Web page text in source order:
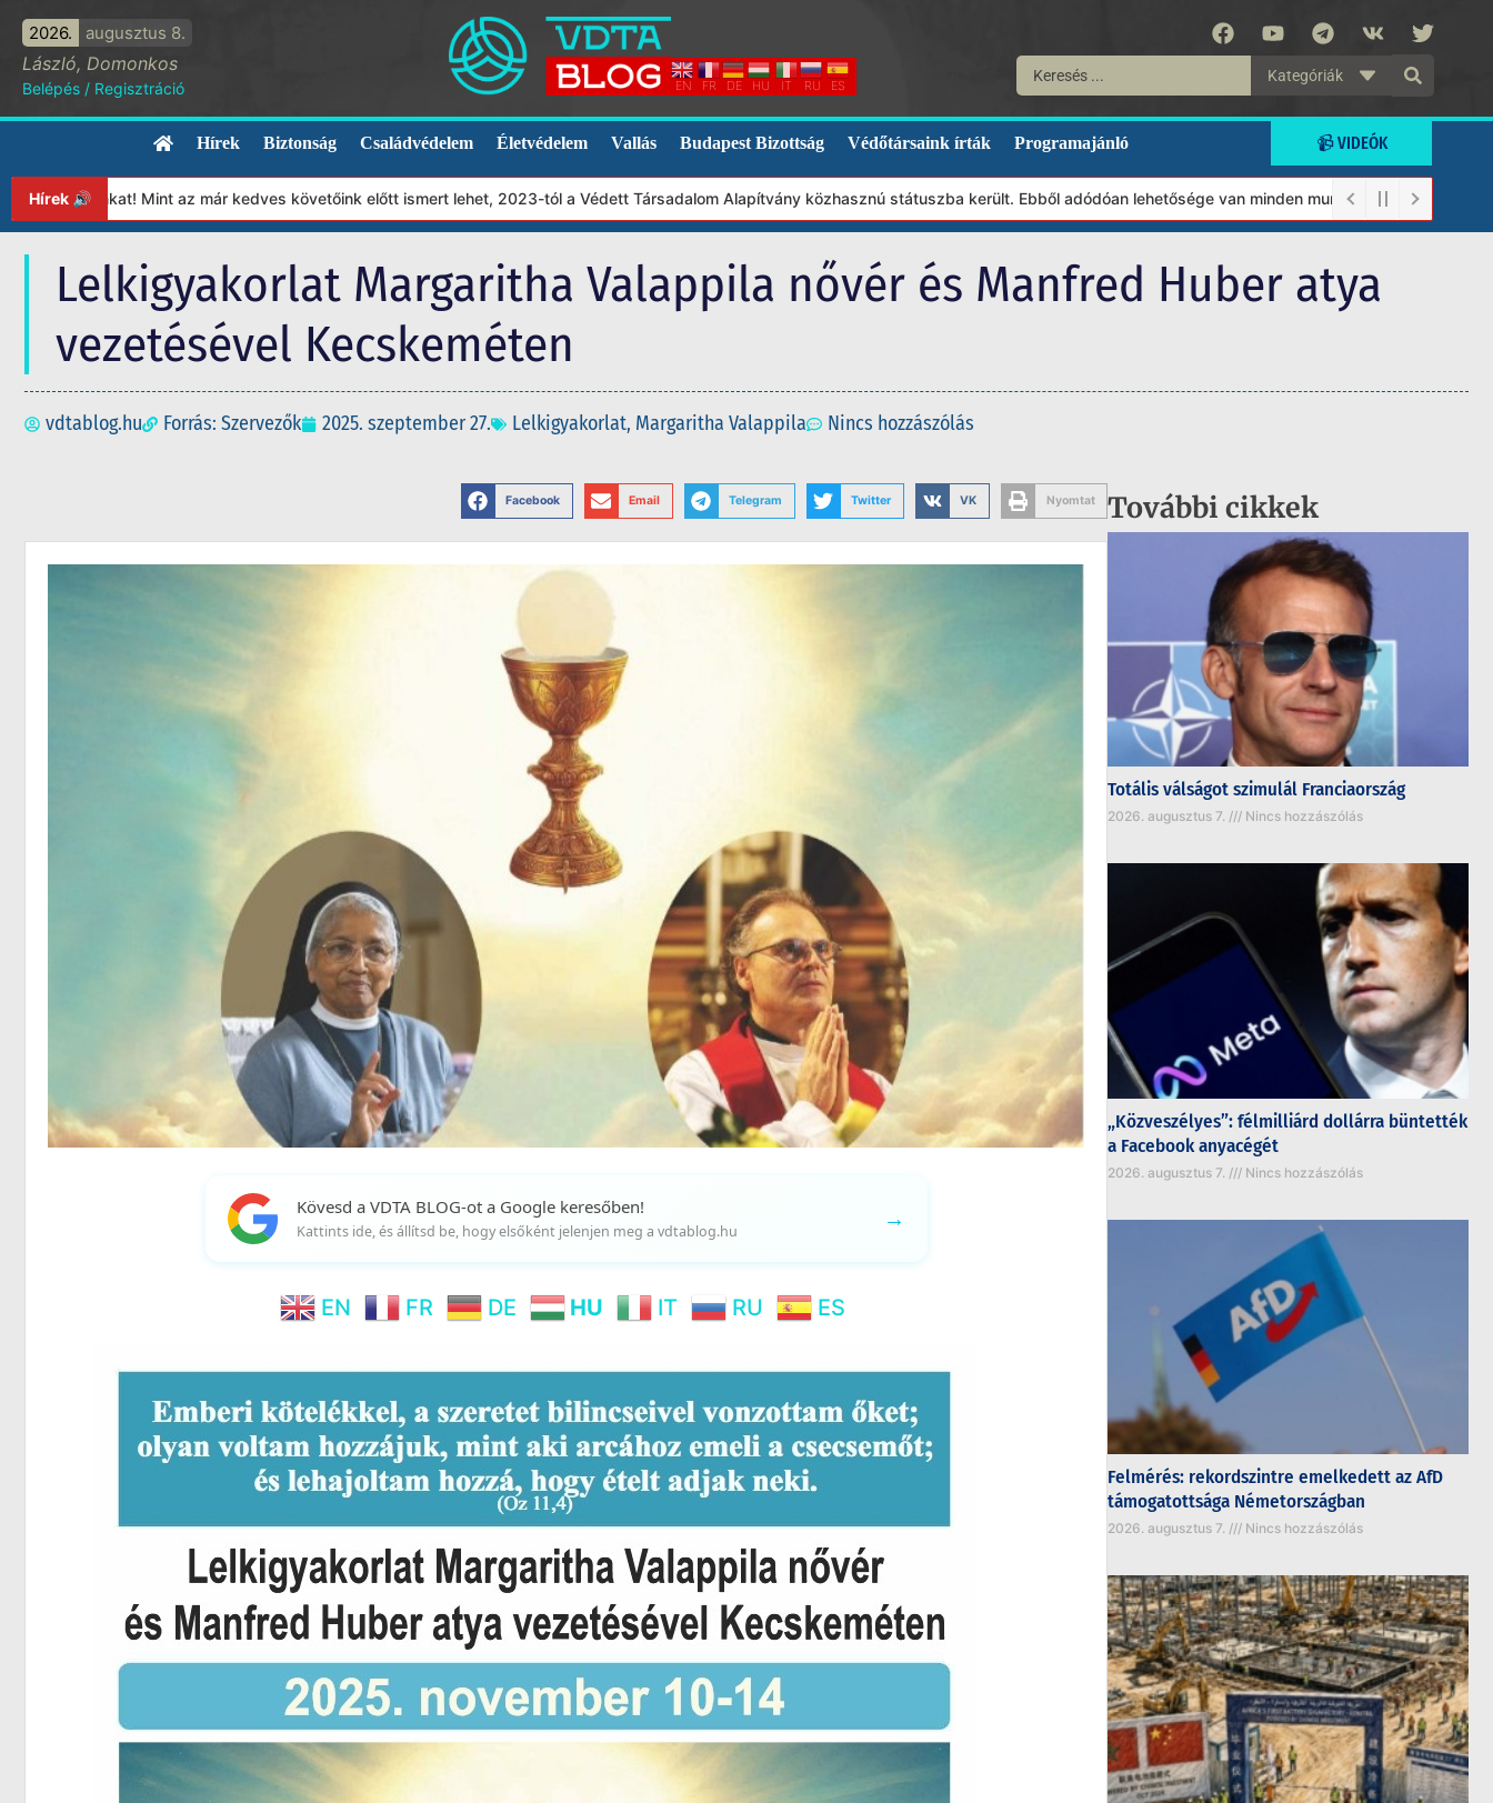
2026. augusztus 8.
László, Domonkos
Belépés / Regisztráció EN FR DE HU IT RU ES
Kategóriák
Hírek Biztonság Családvédelem Életvédelem Vallás Budapest Bizottság Védőtársaink írták Programajánló 📹 VIDEÓK
Hírek 🔊
Mint az már kedves követőink előtt ismert lehet, 2023-tól a Védett Társadalom Alapítvány közhasznú státuszba került. Ebből adódóan lehetősége van minden munkánkat segíteni kívánó
Lelkigyakorlat Margaritha Valappila nővér és Manfred Huber atya
vezetésével Kecskeméten
vdtablog.hu Forrás: Szervezők 2025. szeptember 27. Lelkigyakorlat, Margaritha Valappila Nincs hozzászólás
Facebook Email Telegram Twitter VK Nyomtat
Kövesd a VDTA BLOG-ot a Google keresőben!
Kattints ide, és állítsd be, hogy elsőként jelenjen meg a vdtablog.hu →
EN FR DE HU IT RU ES
További cikkek
Totális válságot szimulál Franciaország
2026. augusztus 7. Nincs hozzászólás
„Közveszélyes”: félmilliárd dollárra büntették
a Facebook anyacégét
2026. augusztus 7. Nincs hozzászólás
Felmérés: rekordszintre emelkedett az AfD
támogatottsága Németországban
2026. augusztus 7. Nincs hozzászólás